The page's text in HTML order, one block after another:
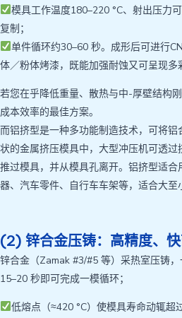
模具工作温度180–220 °C、射出压力
复制；
单件循环约30–60 秒。成形后可进行
体／粉体烤漆，既能加强耐蚀又可呈现多
若您在乎降低重量、散热与中-厚壁结构
成本效率的最佳方案。
而铝挤型是一种多功能制造技术，可将
状的金属挤压模具中，大型冲压机可透
推过模具，并从模具孔离开。铝挤型适
器、汽车零件、自行车车架等，适合大至
(2) 锌合金压铸：高精度、
锌合金（Zamak #3/#5 等）采热室压铸，
15–20 秒即可完成一模循环；
低熔点（≈420 °C）使模具寿命动辄超